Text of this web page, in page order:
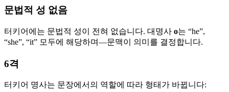
문법적 성 없음
터키어에는 문법적 성이 전혀 없습니다. 대명사 o는 “he”,
“she”, “it” 모두에 해당하며—문맥이 의미를 결정합니다.
6격
터키어 명사는 문장에서의 역할에 따라 형태가 바뀝니다: